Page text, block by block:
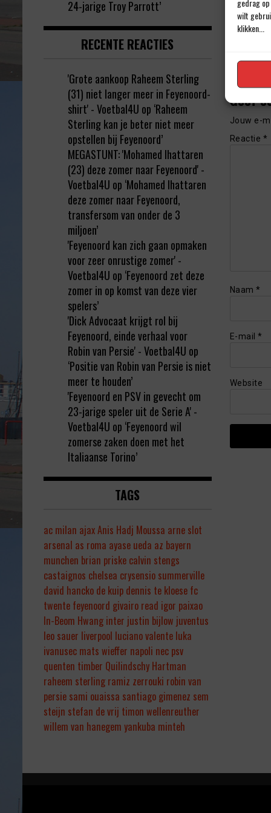
gedrag
wilt
klikken...
Geef
Jouw e-
Reactie *
Naam *
E-mail *
Website
24-jarige Troy Parrott’
RECENTE REACTIES
'Grote aankoop Raheem Sterling
(31) niet langer meer in Feyenoord-
shirt' - Voetbal4U op ‘Raheem
Sterling kan je beter niet meer
opstellen bij Feyenoord’
MEGASTUNT: 'Mohamed Ihattaren
(23) deze zomer naar Feyenoord' -
Voetbal4U op ‘Mohamed Ihattaren
deze zomer naar Feyenoord,
transfersom van onder de 3
miljoen’
'Feyenoord kan zich gaan opmaken
voor zeer onrustige zomer' -
Voetbal4U op ‘Feyenoord zet deze
zomer in op komst van deze vier
spelers’
'Dick Advocaat krijgt rol bij
Feyenoord, einde verhaal voor
Robin van Persie' - Voetbal4U op
‘Positie van Robin van Persie is niet
meer te houden’
'Feyenoord en PSV in gevecht om
23-jarige speler uit de Serie A' -
Voetbal4U op ‘Feyenoord wil
zomerse zaken doen met het
Italiaanse Torino’
TAGS
ac milan ajaxAnis Hadj Moussa arne slot
arsenal as roma ayase ueda az bayern
munchen brian priske calvin stengs
castaignos chelsea crysensio summerville
david hancko de kuip dennis te kloese fc
twente feyenoord givairo read igor paixao
In-Beom Hwang inter justin bijlow juventus
leo sauer liverpool luciano valente luka
ivanusec mats wieffer napoli nec psv
quenten timber Quilindschy Hartman
raheem sterling ramiz zerrouki robin van
persie sami ouaissa santiago gimenez sem
steijn stefan de vrij timon wellenreuther
willem van hanegem yankuba minteh